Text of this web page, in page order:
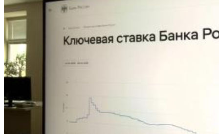
Днем строителя
09.08.2026 | 09:33
Персеиды: самарцам рассказали, как увидеть звездопад с 12 по
09.08.2026 | 09:17
Народные приметы на 10 августа 2026 года: что нельзя делать
в этот день
09.08.2026 | 09:13
День строителя в России: какие даты отмечаются 9 августа
В Самарской области 9 августа будет аномальная жара
09.08.2026 | 07:04
Серия магнитных бурь ожидается в Самарской области во
второй половине августа